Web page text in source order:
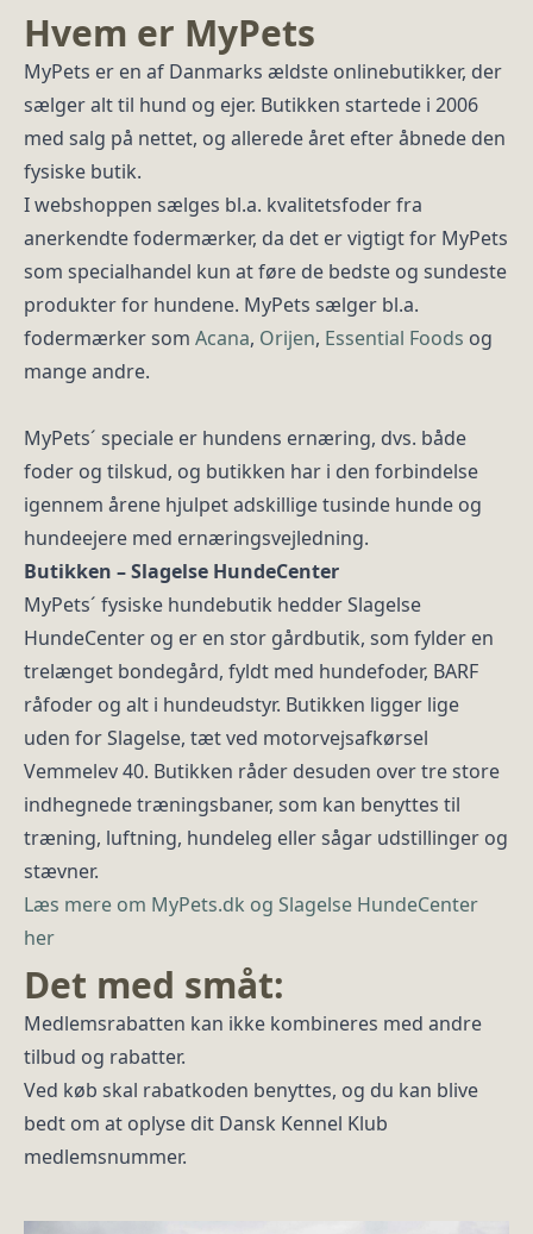
Hvem er MyPets
MyPets er en af Danmarks ældste onlinebutikker, der
sælger alt til hund og ejer. Butikken startede i 2006
med salg på nettet, og allerede året efter åbnede den
fysiske butik.
I webshoppen sælges bl.a. kvalitetsfoder fra
anerkendte fodermærker, da det er vigtigt for MyPets
som specialhandel kun at føre de bedste og sundeste
produkter for hundene. MyPets sælger bl.a.
fodermærker som Acana, Orijen, Essential Foods og
mange andre.
MyPets´ speciale er hundens ernæring, dvs. både
foder og tilskud, og butikken har i den forbindelse
igennem årene hjulpet adskillige tusinde hunde og
hundeejere med ernæringsvejledning.
Butikken – Slagelse HundeCenter
MyPets´ fysiske hundebutik hedder Slagelse
HundeCenter og er en stor gårdbutik, som fylder en
trelænget bondegård, fyldt med hundefoder, BARF
råfoder og alt i hundeudstyr. Butikken ligger lige
uden for Slagelse, tæt ved motorvejsafkørsel
Vemmelev 40. Butikken råder desuden over tre store
indhegnede træningsbaner, som kan benyttes til
træning, luftning, hundeleg eller sågar udstillinger og
stævner.
Læs mere om MyPets.dk og Slagelse HundeCenter
her
Det med småt:
Medlemsrabatten kan ikke kombineres med andre
tilbud og rabatter.
Ved køb skal rabatkoden benyttes, og du kan blive
bedt om at oplyse dit Dansk Kennel Klub
medlemsnummer.